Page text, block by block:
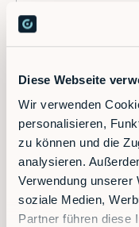
Diese Webseite
Wir verwenden
personalisieren,
zu können und die
analysieren.
Verwendung unserer
soziale Medien,
Partner führen diese
IoT-
Vollständige
Cloudbasierte
Automatische
Positionen,